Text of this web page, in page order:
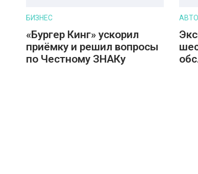
БИЗНЕС
«Бургер Кинг» ускорил
приёмку и решил вопросы
по Честному ЗНАКу
АВТО